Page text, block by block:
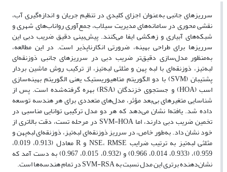
سرریزهای جانبی به‌عنوان اجزای کلیدی در تنظیم جریان و اندازه‌گیری آب،
نقشی محوری در سامانه‌های مدیریت سیلاب، جمع‌آوری رواناب‌های شهری و
شبکه‌های آبیاری و زهکشی ایفا می‌کنند. پیش‌بینی دقیق ضریب دبی این
سرریزها برای طراحی بهینه، ضرورتی انکارناپذیر است. در این مطالعه،
به‌منظور مدل‌سازی دقیق‌تر ضریب دبی در سرریزهای جانبی ذوزنقه‌ای
لبه‌تیز، ذوزنقه‌ای با لبه پهن و مثلثی لبه‌تیز، از ترکیب روش ماشین بردار
پشتیبان (SVM) با دو الگوریتم متاهیوریستیک یعنی الگوریتم بهینه‌سازی
اسب (HOA) و جستجوی خزندگان (RSA) بهره گرفته‌شده است. پس از
شناسایی متغیرهای بی‌بعد مؤثر، مدل‌های متعددی برای هر هندسه توسعه
داده شد. یافته‌ا نشان می‌دهد که هر دو مدل ترکیبی توانایی مناسبی در
تخمین ضریب دبی دارند، اما SVM-HOA در مرحله تست، دقت بالاتری از
خود نشان داد. به‌طور خاص، در سرریز ذوزنقه‌ای لبه‌تیز، ذوزنقه‌ای لبه‌پهن و
مثلثی لبه‌تیز به ترتیب ضرایب NSE، RMSE و R معادل (0.913، 0.019،
0.959)، (0.933، 0.014، 0.966) و (0.932، 0.015، 0.967) به دست آمد که
نشان‌دهنده برتری این مدل نسبت به SVM-RSA در تمام هندسه‌ها است.